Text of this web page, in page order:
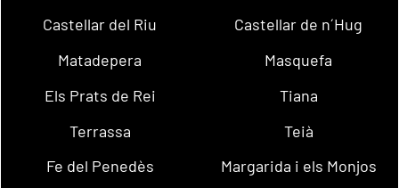
Castellar del Riu
Castellar de n´Hug
Matadepera
Masquefa
Els Prats de Rei
Tiana
Terrassa
Teià
Fe del Penedès
Margarida i els Monjos